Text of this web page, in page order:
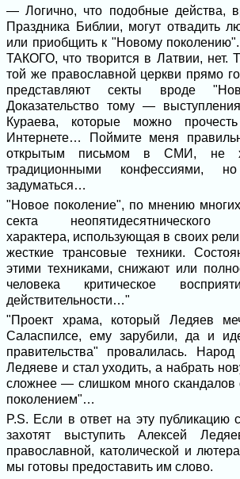
— Логично, что подобные действа,
Праздника Библии, могут отвадить
или приобщить к "Новому
ТАКОГО, что творится в Латвии, нет.
той же православной церкви прямо
представляют секты вроде
Доказательство тому —
Кураева, которые можно
Интернете… Поймите меня
открытым письмом в СМИ, не
традиционными конфессиями,
задуматься…
"Новое поколение", по мнению
секта неопятидесятнического
характера, использующая в своих
жесткие трансовые техники.
этими техниками, снижают или
человека критическое
действительности…"
"Проект храма, который Ледяев
Саласпилсе, ему зарубили, да и
правительства" провалилась.
Ледяеве и стал уходить, а набрать
сложнее — слишком много
поколением"…
P.S. Если в ответ на эту публикацию
захотят выступить Алексей
православной, католической и
мы готовы предоставить им слово.